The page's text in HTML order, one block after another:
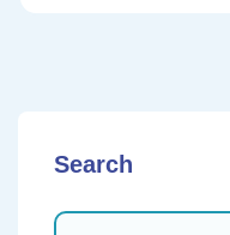
Search